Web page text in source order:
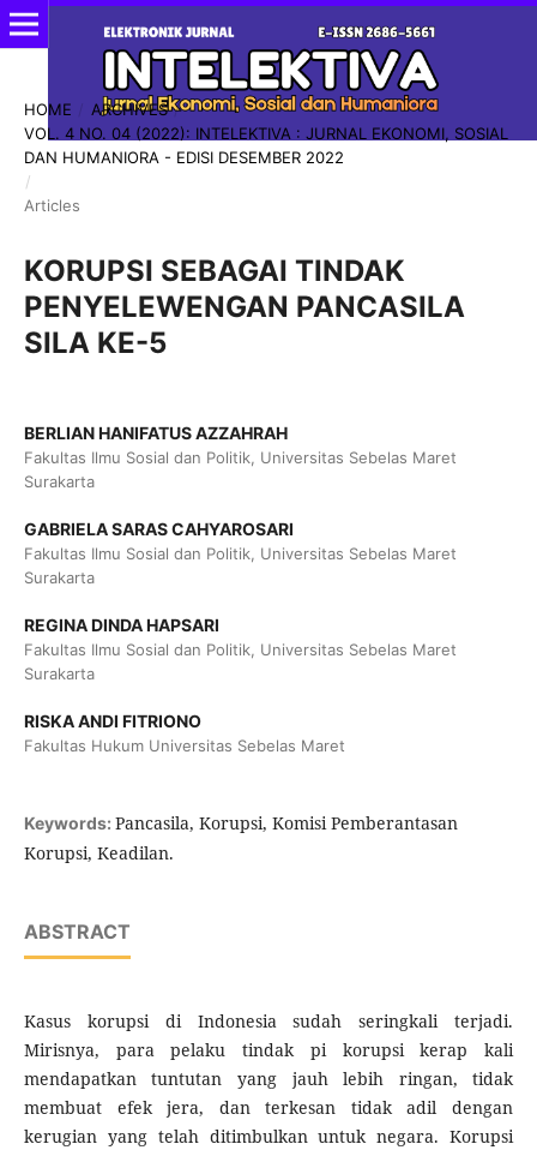
HOME / ARCHIVES /
VOL. 4 NO. 04 (2022): INTELEKTIVA : JURNAL EKONOMI, SOSIAL
DAN HUMANIORA - EDISI DESEMBER 2022
/
Articles
KORUPSI SEBAGAI TINDAK
PENYELEWENGAN PANCASILA
SILA KE-5
BERLIAN HANIFATUS AZZAHRAH
Fakultas Ilmu Sosial dan Politik, Universitas Sebelas Maret
Surakarta
GABRIELA SARAS CAHYAROSARI
Fakultas Ilmu Sosial dan Politik, Universitas Sebelas Maret
Surakarta
REGINA DINDA HAPSARI
Fakultas Ilmu Sosial dan Politik, Universitas Sebelas Maret
Surakarta
RISKA ANDI FITRIONO
Fakultas Hukum Universitas Sebelas Maret
Keywords: Pancasila, Korupsi, Komisi Pemberantasan
Korupsi, Keadilan.
ABSTRACT
Kasus korupsi di Indonesia sudah seringkali terjadi.
Mirisnya, para pelaku tindak pi korupsi kerap kali
mendapatkan tuntutan yang jauh lebih ringan, tidak
membuat efek jera, dan terkesan tidak adil dengan
kerugian yang telah ditimbulkan untuk negara. Korupsi